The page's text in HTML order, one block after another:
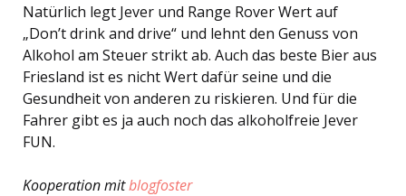
Natürlich legt Jever und Range Rover Wert auf
„Don’t drink and drive“ und lehnt den Genuss von
Alkohol am Steuer strikt ab. Auch das beste Bier aus
Friesland ist es nicht Wert dafür seine und die
Gesundheit von anderen zu riskieren. Und für die
Fahrer gibt es ja auch noch das alkoholfreie Jever
FUN.
Kooperation mitblogfoster